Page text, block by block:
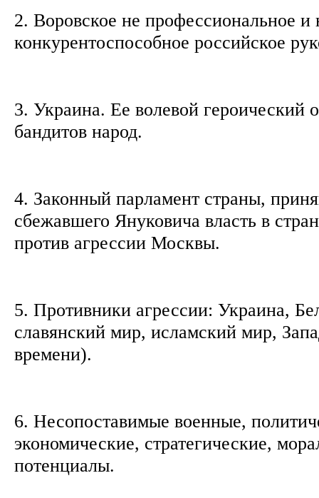
2. Воровское не профессиональное и
конкурентоспособное российское
3. Украина. Ее волевой героический
бандитов народ.
4. Законный парламент страны,
сбежавшего Януковича власть в
против агрессии Москвы.
5. Противники агрессии: Украина,
славянский мир, исламский мир,
времени).
6. Несопоставимые военные,
экономические, стратегические,
потенциалы.